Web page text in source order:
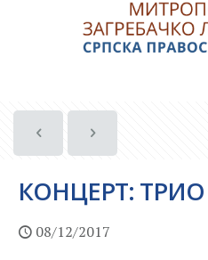
КОНЦЕРТ:
08/12/2017